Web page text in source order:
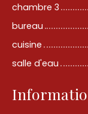
chambre 3
bureau
cuisine
salle d'eau